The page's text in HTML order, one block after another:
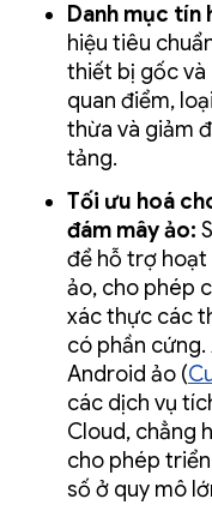
Danh mục tín
hiệu tiêu
thiết bị gốc và
quan điểm,
thừa và giảm
tảng.
Tối ưu hoá
đám mây ảo:
để hỗ trợ
ảo, cho phép
xác thực các
có phần cứng.
Android ảo (
các dịch vụ
Cloud, chẳng
cho phép
số ở quy mô